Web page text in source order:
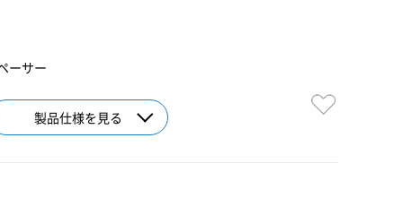
ーサー
製品仕様を見る